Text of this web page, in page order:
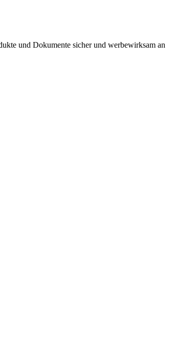
und Dokumente sicher und werbewirksam an